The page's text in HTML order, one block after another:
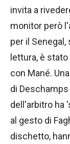
invita a
monitor però
per il
lettura, è
con Mané.
di
dell'arbitro ha
al gesto di
dischetto,